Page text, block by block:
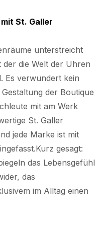
St. Galler
unterstreicht
der die Welt der Uhren
Es verwundert kein
der Boutique
mit am Werk
St. Galler
jede Marke ist mit
gesagt:
das Lebensgefühl
das
im Alltag einen